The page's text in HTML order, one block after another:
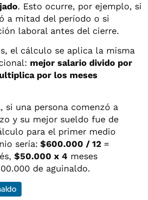
. Esto ocurre, por ejemplo, si
a mitad del período o si
laboral antes del cierre.
el cálculo se aplica la misma
mejor salario divido por
por los meses
si una persona comenzó a
y su mejor sueldo fue de
para el primer medio
sería: $600.000 / 12 =
$50.000 x 4 meses
de aguinaldo.